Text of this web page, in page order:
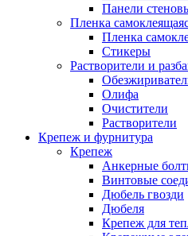
Панели
Пленка
Пленка
Стикеры
Растворители и
Олифа
Очистители
Растворители
Крепеж и фурнитура
Крепеж
Анкерные
Винтовые
Дюбель гвозди
Дюбеля
Крепеж для